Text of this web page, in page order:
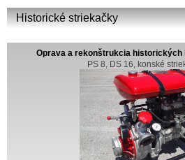
Historické striekačky
Oprava a rekonštrukcia
PS 8, DS 16, konské